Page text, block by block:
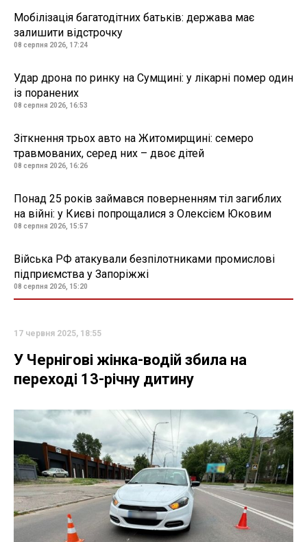
Мобілізація багатодітних батьків: держава має
залишити відстрочку
08 серпня 2026, 17:24
Удар дрона по ринку на Сумщині: у лікарні помер один
із поранених
08 серпня 2026, 16:53
Зіткнення трьох авто на Житомирщині: семеро
травмованих, серед них – двоє дітей
08 серпня 2026, 16:26
Понад 25 років займався поверненням тіл загиблих
на війні: у Києві попрощалися з Олексієм Юковим
08 серпня 2026, 15:57
Війська РФ атакували безпілотниками промислові
підприємства у Запоріжжі
08 серпня 2026, 15:20
17 червня 2025, 18:55
У Чернігові жінка-водій збила на
переході 13-річну дитину